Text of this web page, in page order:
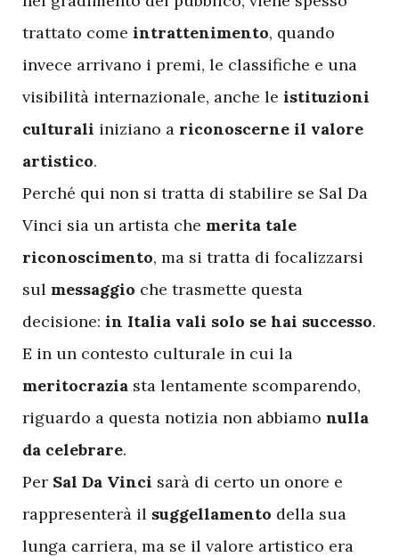
trattato come intrattenimento, quando
invece arrivano i premi, le classifiche e una
visibilità internazionale, anche le istituzioni
culturali iniziano a riconoscerne il valore
artistico.
Perché qui non si tratta di stabilire se Sal Da
Vinci sia un artista che merita tale
riconoscimento, ma si tratta di focalizzarsi
sul messaggio che trasmette questa
decisione: in Italia vali solo se hai successo.
E in un contesto culturale in cui la
meritocrazia sta lentamente scomparendo,
riguardo a questa notizia non abbiamo nulla
da celebrare.
Per Sal Da Vinci sarà di certo un onore e
rappresenterà il suggellamento della sua
lunga carriera, ma se il valore artistico era